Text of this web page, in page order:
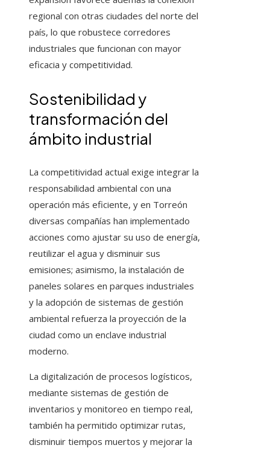
regional con otras ciudades del norte del
país, lo que robustece corredores
industriales que funcionan con mayor
eficacia y competitividad.
Sostenibilidad y
transformación del
ámbito industrial
La competitividad actual exige integrar la
responsabilidad ambiental con una
operación más eficiente, y en Torreón
diversas compañías han implementado
acciones como ajustar su uso de energía,
reutilizar el agua y disminuir sus
emisiones; asimismo, la instalación de
paneles solares en parques industriales
y la adopción de sistemas de gestión
ambiental refuerza la proyección de la
ciudad como un enclave industrial
moderno.
La digitalización de procesos logísticos,
mediante sistemas de gestión de
inventarios y monitoreo en tiempo real,
también ha permitido optimizar rutas,
disminuir tiempos muertos y mejorar la